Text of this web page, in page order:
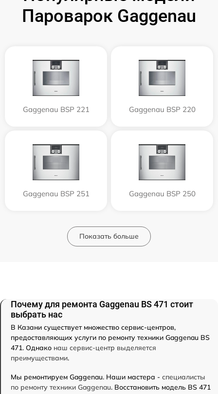
Пароварок Gaggenau
Gaggenau BSP 221 Gaggenau BSP 220
Gaggenau BSP 251 Gaggenau BSP 250
Показать больше
Почему для ремонта Gaggenau BS 471 стоит
выбрать нас
В Казани существует множество сервис-центров,
предоставляющих услуги по ремонту техники Gaggenau BS
471. Однако наш сервис-центр выделяется
преимуществами.
Мы ремонтируем Gaggenau. Наши мастера - специалисты
по ремонту техники Gaggenau. Восстановить модель BS 471